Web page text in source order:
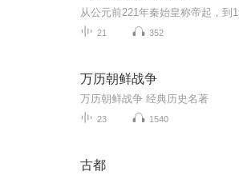
21 352
万历朝鲜战争
万历朝鲜战争 经典历史名著
23 1540
古都